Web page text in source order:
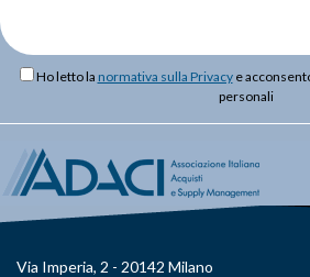
Ho letto la normativa sulla Privacye
personali
Via Imperia, 2 - 20142 Milano